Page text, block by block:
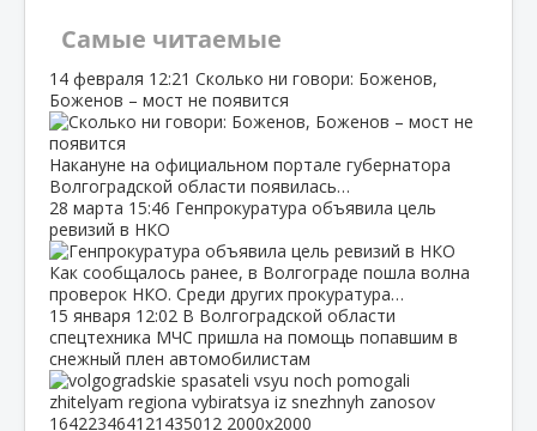
Самые читаемые
14 февраля 12:21 Сколько ни говори: Боженов,
Боженов – мост не появится
Накануне на официальном портале губернатора
Волгоградской области появилась…
28 марта 15:46 Генпрокуратура объявила цель
ревизий в НКО
Как сообщалось ранее, в Волгограде пошла волна
проверок НКО. Среди других прокуратура…
15 января 12:02 В Волгоградской области
спецтехника МЧС пришла на помощь попавшим в
снежный плен автомобилистам